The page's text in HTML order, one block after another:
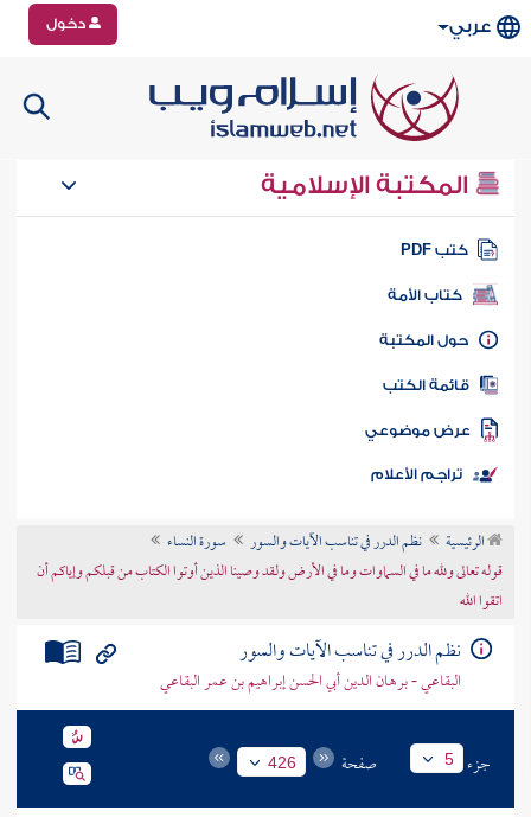
عربي دخول
المكتبة الإسلامية
كتب PDF
كتاب الأمة
المكتبة
الكتب
موضوعي
تراجم الأعلام
الرئيسية نظم الدرر في تناسب الآيات والسور
سورة النساء
قوله تعالى ولله ما في السماوات وما في الأرض ولقد وصينا الذين أوتوا الكتاب من قبلكم وإياكم أن
اتقوا الله
نظم الدرر في تناسب الآيات والسور
البقاعي - برهان الدين أبي الحسن إبراهيم بن عمر البقاعي
جزء 5 صفحة 426